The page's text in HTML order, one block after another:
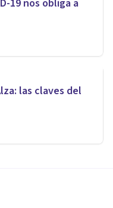
19 nos obliga a
las claves del